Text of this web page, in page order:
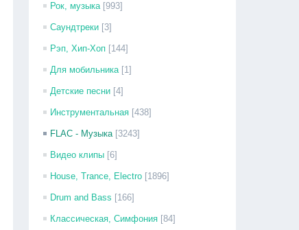
Рок, музыка [993]
Саундтреки [3]
Рэп, Хип-Хоп [144]
Для мобильника [1]
Детские песни [4]
Инструментальная [438]
FLAC - Музыка [3243]
Видео клипы [6]
House, Trance, Electro [1896]
Drum and Bass [166]
Классическая, Симфония [84]